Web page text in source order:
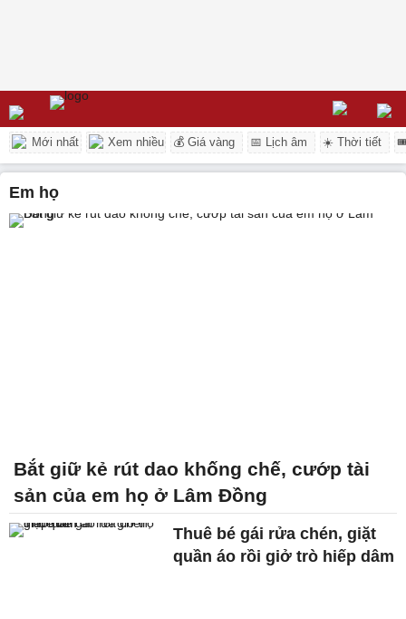
Mới nhất Xem nhiều 💰 Giá vàng 📅 Lịch âm ☀️ Thời tiết
em họ
Bắt giữ kẻ rút dao khống chế, cướp tài
sản của em họ ở Lâm Đồng
Thuê bé gái rửa chén, giặt
quần áo rồi giở trò hiếp dâm